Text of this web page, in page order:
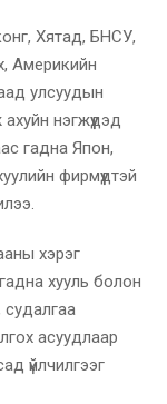
Хятад, БНСУ,
Америкийн
улсуудын
нэгжүүдэд
гадна Япон,
фирмүүдтэй
хэрэг
гадна хууль болон
асуудлаар
үйлчилгээг